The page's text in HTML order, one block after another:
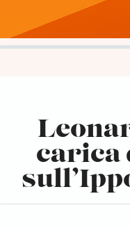
carica